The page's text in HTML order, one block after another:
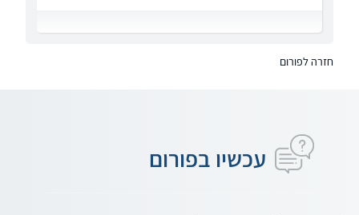
חזרה לפורום
עכשיו בפורום